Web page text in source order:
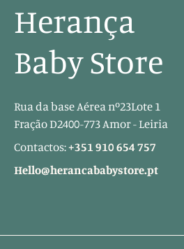
Herança
Baby Store
Rua da base Aérea nº23Lote 1
Fração D2400-773 Amor - Leiria
Contactos: +351 910 654 757
Hello@herancababystore.pt